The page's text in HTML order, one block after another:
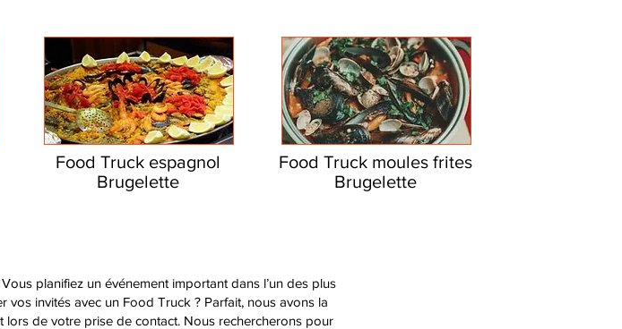
Food Truck espagnol
Brugelette
Food Truck moules frites
Brugelette
planifiez un événement important dans l’un des plus
vos invités avec un Food Truck ? Parfait, nous avons la
de votre prise de contact. Nous rechercherons pour